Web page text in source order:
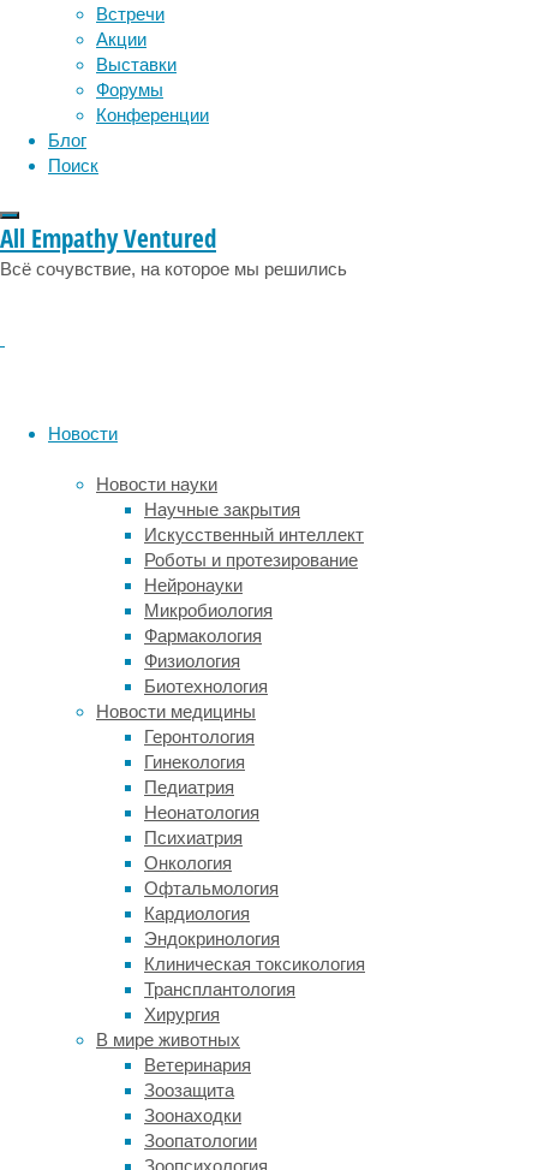
Встречи
Акции
Выставки
Форумы
Конференции
Блог
Поиск
All Empathy Ventured
Всё сочувствие, на которое мы решились
Новости
Новости науки
Научные закрытия
Искусственный интеллект
Роботы и протезирование
Нейронауки
Микробиология
Фармакология
Физиология
Биотехнология
Новости медицины
Геронтология
Гинекология
Педиатрия
Неонатология
Психиатрия
Онкология
Офтальмология
Кардиология
Эндокринология
Клиническая токсикология
Трансплантология
Хирургия
В мире животных
Ветеринария
Зоозащита
Зоонаходки
Зоопатологии
Зоопсихология
видео
совершали
различные
движения,
а
ими
боли
мимики
алгоритм
научился
узнавать
по
изменению
черт
лица
человека
силу
испытываемой
боли.
Более
того,
настройки
нейросети
разработчики
включили
дополнительные
параметры
виде
учёта
пола,
возраста
цвета
поведение
сон социальные проблемы
физиология
эмоции эпидемия